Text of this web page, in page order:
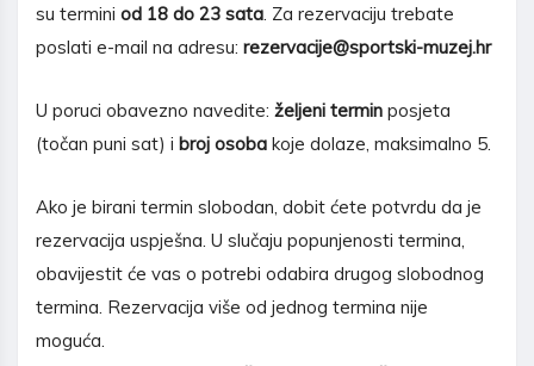
su termini od 18 do 23 sata. Za rezervaciju trebate
poslati e-mail na adresu: rezervacije@sportski-muzej.hr
U poruci obavezno navedite: željeni termin posjeta
(točan puni sat) i broj osoba koje dolaze, maksimalno 5.
Ako je birani termin slobodan, dobit ćete potvrdu da je
rezervacija uspješna. U slučaju popunjenosti termina,
obavijestit će vas o potrebi odabira drugog slobodnog
termina. Rezervacija više od jednog termina nije
moguća.